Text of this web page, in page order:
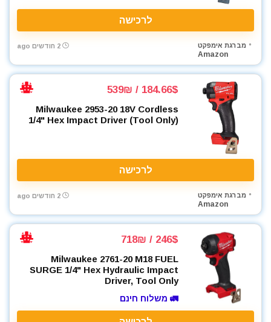
מפתחות רטיטה
מקדחה רוטטת
מקדחים
מקצוע ידני
מקצועות
משאבה טבולה
משאבת ואקום
משחזת זווית
נעלי עבודה
סוללות
סולמות
סכינים וכלי בישול
סקירות מוצרים
עגלת כלים
ערכות קומבו 3 כלים ויותר
לרכישה
מברגת אימפקט
Amazon
2 חודשים ago
184.66$ / 539₪
Milwaukee 2953-20 18V Cordless
1/4" Hex Impact Driver (Tool Only)
לרכישה
מברגת אימפקט
Amazon
2 חודשים ago
246$ / 718₪
Milwaukee 2761-20 M18 FUEL
SURGE 1/4" Hex Hydraulic Impact
Driver, Tool Only
🚛 משלוח חינם